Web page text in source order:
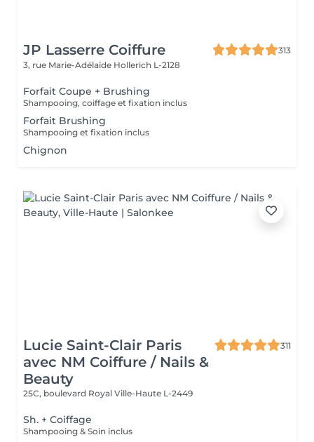
JP Lasserre Coiffure
313
3, rue Marie-Adélaïde Hollerich L-2128
Forfait Coupe + Brushing
Shampooing, coiffage et fixation inclus
Forfait Brushing
Shampooing et fixation inclus
Chignon
Lucie Saint-Clair Paris
avec NM Coiffure / Nails &
Beauty
311
25C, boulevard Royal Ville-Haute L-2449
Sh. + Coiffage
Shampooing & Soin inclus